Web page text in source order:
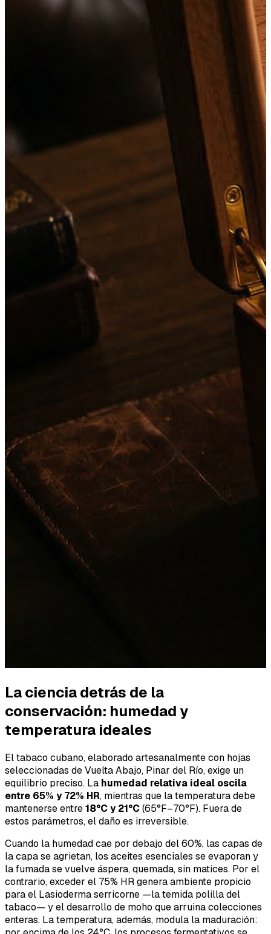
La ciencia detrás de la
conservación: humedad y
temperatura ideales
El tabaco cubano, elaborado artesanalmente con hojas
seleccionadas de Vuelta Abajo, Pinar del Río, exige un
equilibrio preciso. La humedad relativa ideal oscila
entre 65% y 72% HR, mientras que la temperatura debe
mantenerse entre18°C y 21°C(65°F–70°F). Fuera de
estos parámetros, el daño es irreversible.
Cuando la humedad cae por debajo del 60%, las capas de
la capa se agrietan, los aceites esenciales se evaporan y
la fumada se vuelve áspera, quemada, sin matices. Por el
contrario, exceder el 75% HR genera ambiente propicio
para el Lasioderma serricorne —la temida polilla del
tabaco— y el desarrollo de moho que arruina colecciones
enteras. La temperatura, además, modula la maduración: